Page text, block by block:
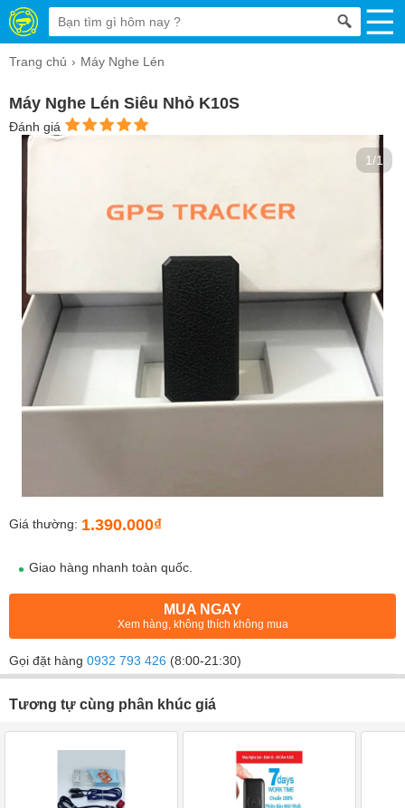
Trang chủ Máy Nghe Lén
Máy Nghe Lén Siêu Nhỏ K10S
Đánh giá
1/1
Giá thường: 1.390.000₫
Giao hàng nhanh toàn quốc.
MUA NGAY
Xem hàng, không thích không mua
Gọi đặt hàng 0932 793 426 (8:00-21:30)
Tương tự cùng phân khúc giá